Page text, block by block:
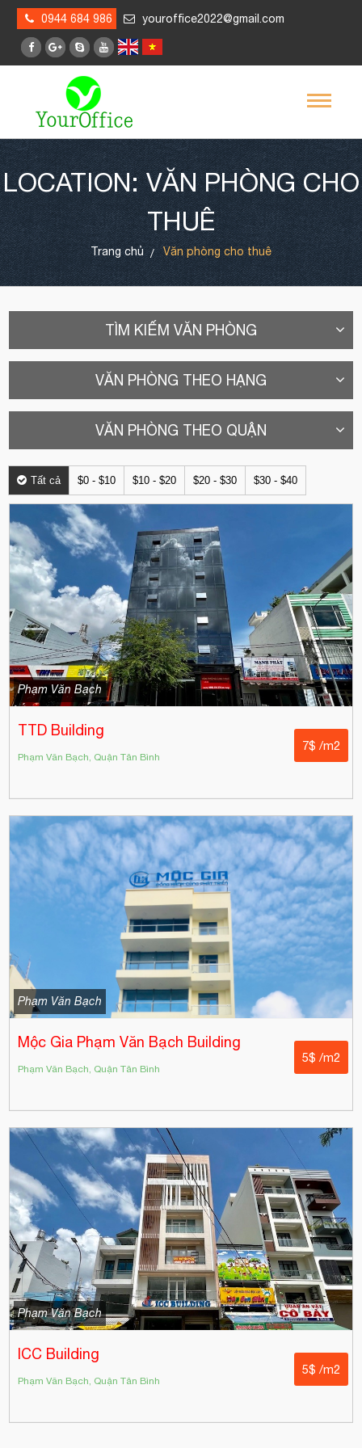
0944 684 986 youroffice2022@gmail.com
LOCATION: VĂN PHÒNG CHO
THUÊ
Trang chủ Văn phòng cho thuê
TÌM KIẾM VĂN PHÒNG
VĂN PHÒNG THEO HẠNG
VĂN PHÒNG THEO QUẬN
Tất cả $0 - $10 $10 - $20 $20 - $30 $30 - $40
Phạm Văn Bạch
TTD Building
Phạm Văn Bạch, Quận Tân Bình
7$ /m2
Phạm Văn Bạch
Mộc Gia Phạm Văn Bạch Building
Phạm Văn Bạch, Quận Tân Bình
5$ /m2
Phạm Văn Bạch
ICC Building
Phạm Văn Bạch, Quận Tân Bình
5$ /m2